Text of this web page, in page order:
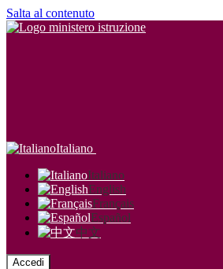
Salta al contenuto
Italiano
Italiano
English
Français
Español
中文
Accedi